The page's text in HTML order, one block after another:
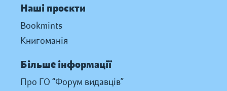
Наші проєкти
Bookmints
Книгоманія
Більше інформації
Про ГО “Форум видавців”